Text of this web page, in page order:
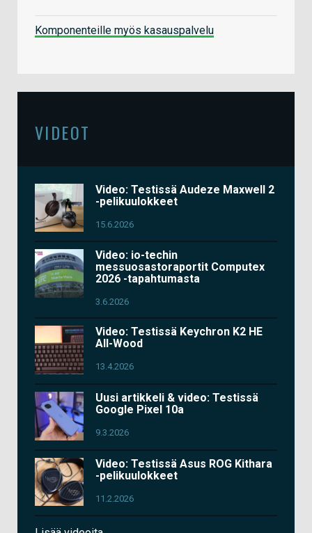
Komponenteille myös kasauspalvelu
VIDEOT
Video: Testissä Audeze Maxwell 2
-pelikuulokkeet
15.6.2026
Video: io-techin
messuosastoraportit Computex
2026 -tapahtumasta
3.6.2026
Video: Testissä Keychron K2 HE
All-Wood
13.4.2026
Uusi artikkeli & video: Testissä
Google Pixel 10a
9.3.2026
Video: Testissä Asus ROG Kithara
-pelikuulokkeet
11.2.2026